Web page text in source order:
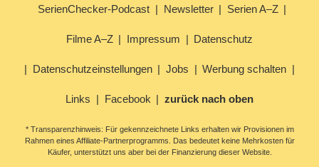
SerienChecker-Podcast Newsletter Serien A–Z
Filme A–Z Impressum Datenschutz
Datenschutzeinstellungen Jobs Werbung schalten
Links Facebook zurück nach oben
* Transparenzhinweis: Für gekennzeichnete Links erhalten wir Provisionen im
Rahmen eines Affiliate-Partnerprogramms. Das bedeutet keine Mehrkosten für
Käufer, unterstützt uns aber bei der Finanzierung dieser Website.